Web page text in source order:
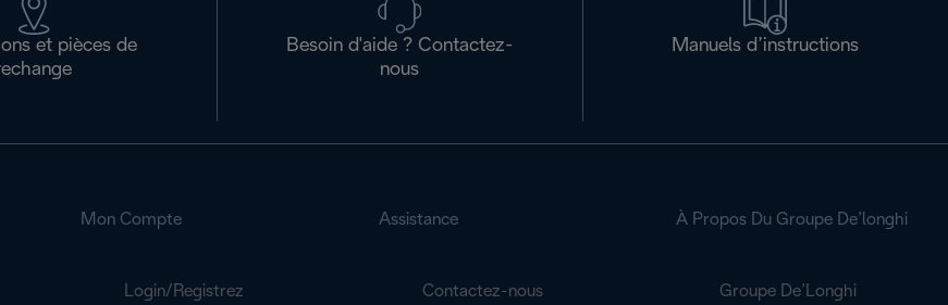
et pièces de
Besoin d'aide ? Contactez-
nous
Manuels d’instructions
Mon Compte
Login/Registrez
Assistance
Contactez-nous
À Propos Du Groupe De’longhi
Groupe De’Longhi